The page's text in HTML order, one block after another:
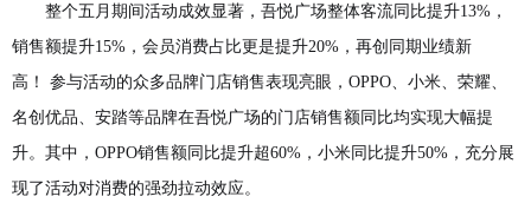
整个五月期间活动成效显著，吾悦广场整体客流同比提升13%，
销售额提升15%，会员消费占比更是提升20%，再创同期业绩新
高！ 参与活动的众多品牌门店销售表现亮眼，OPPO、小米、荣耀、
名创优品、安踏等品牌在吾悦广场的门店销售额同比均实现大幅提
升。其中，OPPO销售额同比提升超60%，小米同比提升50%，充分展
现了活动对消费的强劲拉动效应。